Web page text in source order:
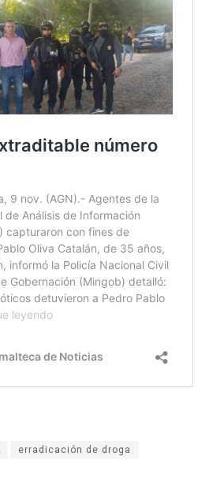
erradicación de droga